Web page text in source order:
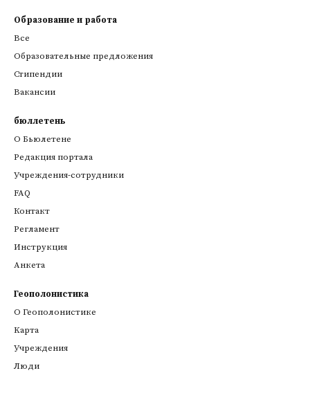
Образование и работа
Все
Образовательные предложения
Стипендии
Вакансии
бюллетень
О Бьюлетене
Редакция портала
Учреждения-сотрудники
FAQ
Контакт
Регламент
Инструкция
Анкета
Геополонистика
О Геополонистике
Kарта
Учреждения
Люди